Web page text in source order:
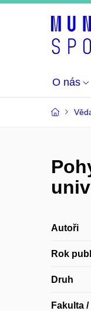
O nás
Autoři
Rok
Druh
Fakulta